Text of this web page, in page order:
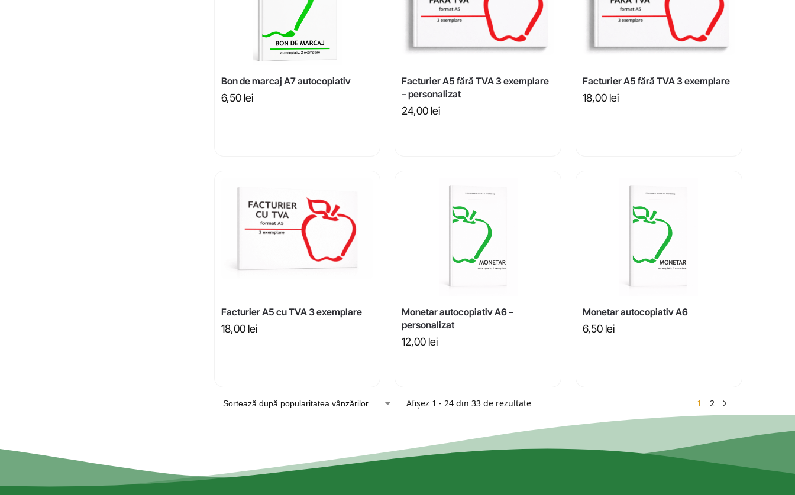
Bon de marcaj A7 autocopiativ
6,50 lei
Facturier A5 fără TVA 3 exemplare
– personalizat
24,00 lei
Facturier A5 fără TVA 3 exemplare
18,00 lei
Facturier A5 cu TVA 3 exemplare
18,00 lei
Monetar autocopiativ A6 –
personalizat
12,00 lei
Monetar autocopiativ A6
6,50 lei
Afișez 1 - 24 din 33 de rezultate 1 2